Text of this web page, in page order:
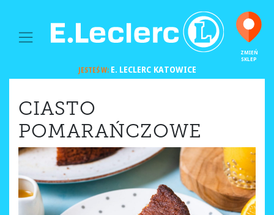
MAIN NAVIGATION
ZMIEŃ
SKLEP
JESTEŚ W:E. LECLERC KATOWICE
CIASTO
POMARAŃCZOWE